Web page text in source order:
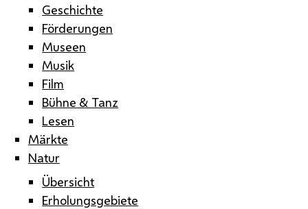
Geschichte
Förderungen
Museen
Musik
Film
Bühne & Tanz
Lesen
Märkte
Natur
Übersicht
Erholungsgebiete